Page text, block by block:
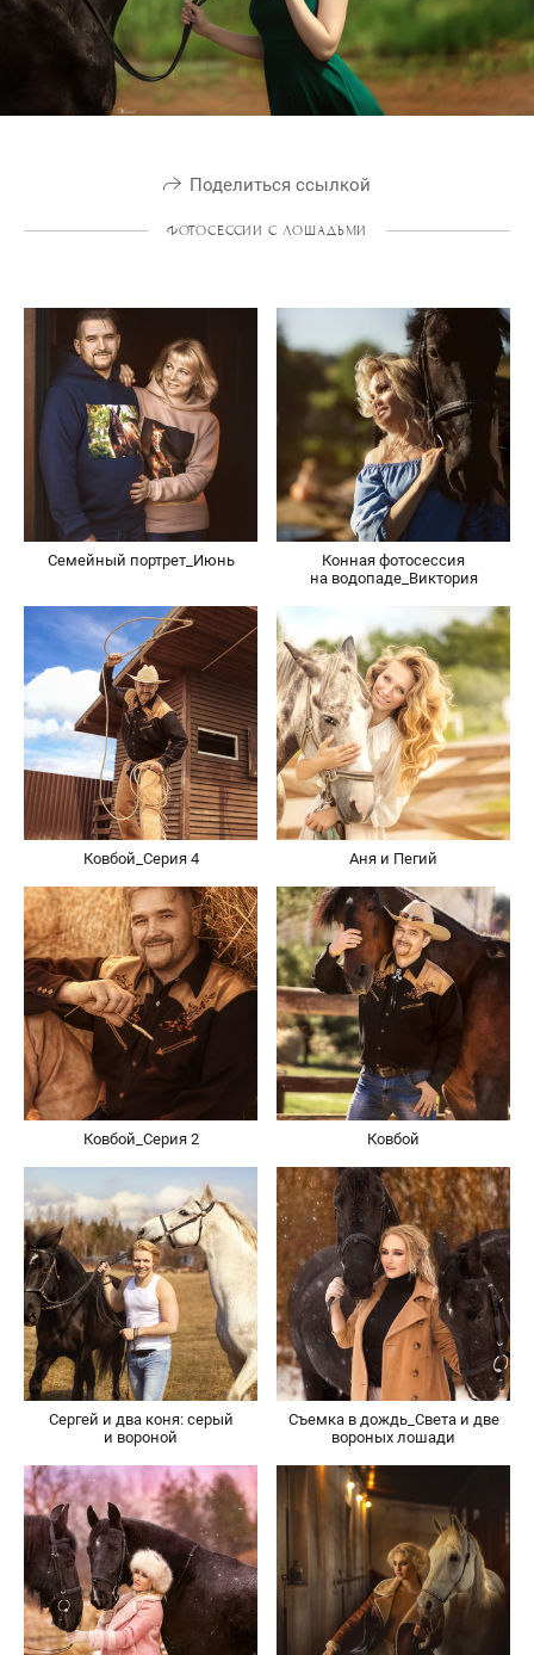
Поделиться ссылкой
ФОТОСЕССИИ С ЛОШАДЬМИ
Семейный портрет_Июнь
Конная фотосессия
на водопаде_Виктория
Ковбой_Серия 4 Аня и Пегий
Ковбой_Серия 2 Ковбой
Сергей и два коня: серый
и вороной
Съемка в дождь_Света и две
вороных лошади